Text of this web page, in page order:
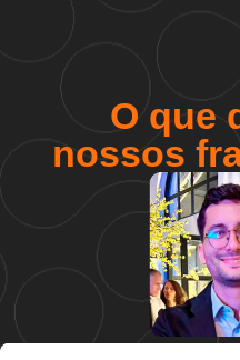
O que
nossos